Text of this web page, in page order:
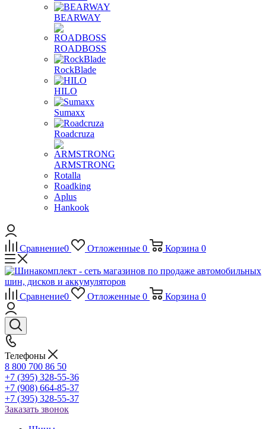
BEARWAY
ROADBOSS
RockBlade
HILO
Sumaxx
Roadcruza
ARMSTRONG
Rotalla
Roadking
Aplus
Hankook
Сравнение0 Отложенные 0 Корзина 0
Сравнение0 Отложенные 0 Корзина 0
Телефоны
8 800 700 86 50
+7 (395) 328-55-36
+7 (908) 664-85-37
+7 (395) 328-55-37
Заказать звонок